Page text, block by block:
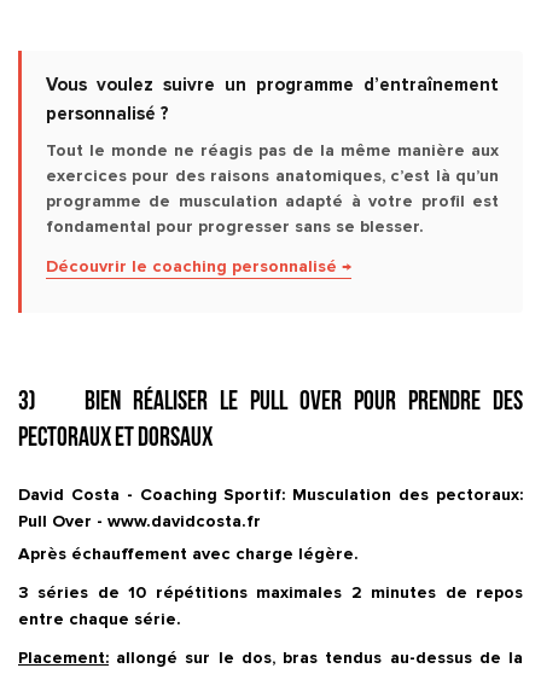
Vous voulez suivre un programme d’entraînement
personnalisé ?
Tout le monde ne réagis pas de la même manière aux
exercices pour des raisons anatomiques, c’est là qu’un
programme de musculation adapté à votre profil est
fondamental pour progresser sans se blesser.
Découvrir le coaching personnalisé →
3) Bien réaliser le Pull over pour prendre des
pectoraux et dorsaux
David Costa - Coaching Sportif: Musculation des pectoraux:
Pull Over - www.davidcosta.fr
Après échauffement avec charge légère.
3 séries de 10 répétitions maximales 2 minutes de repos
entre chaque série.
Placement: allongé sur le dos, bras tendus au-dessus de la